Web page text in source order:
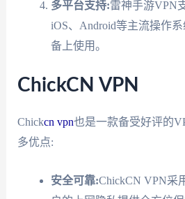
多平台支持:雷神手游VPN
iOS、Android等主流操作
备上使用。
ChickCN VPN
Chickcn vpn也是一款备受好评的
多优点:
安全可靠:ChickCN VPN采